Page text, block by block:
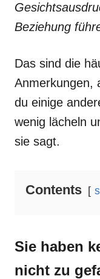
Beziehung
Das sind die
Anmerkungen,
du einige
wenig lächeln
sie sagt.
Contents
Sie haben
nicht zu